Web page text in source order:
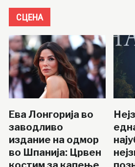
СЦЕНА
Ева Лонгорија во
заводливо
издание на одмор
во Шпанија: Црвен